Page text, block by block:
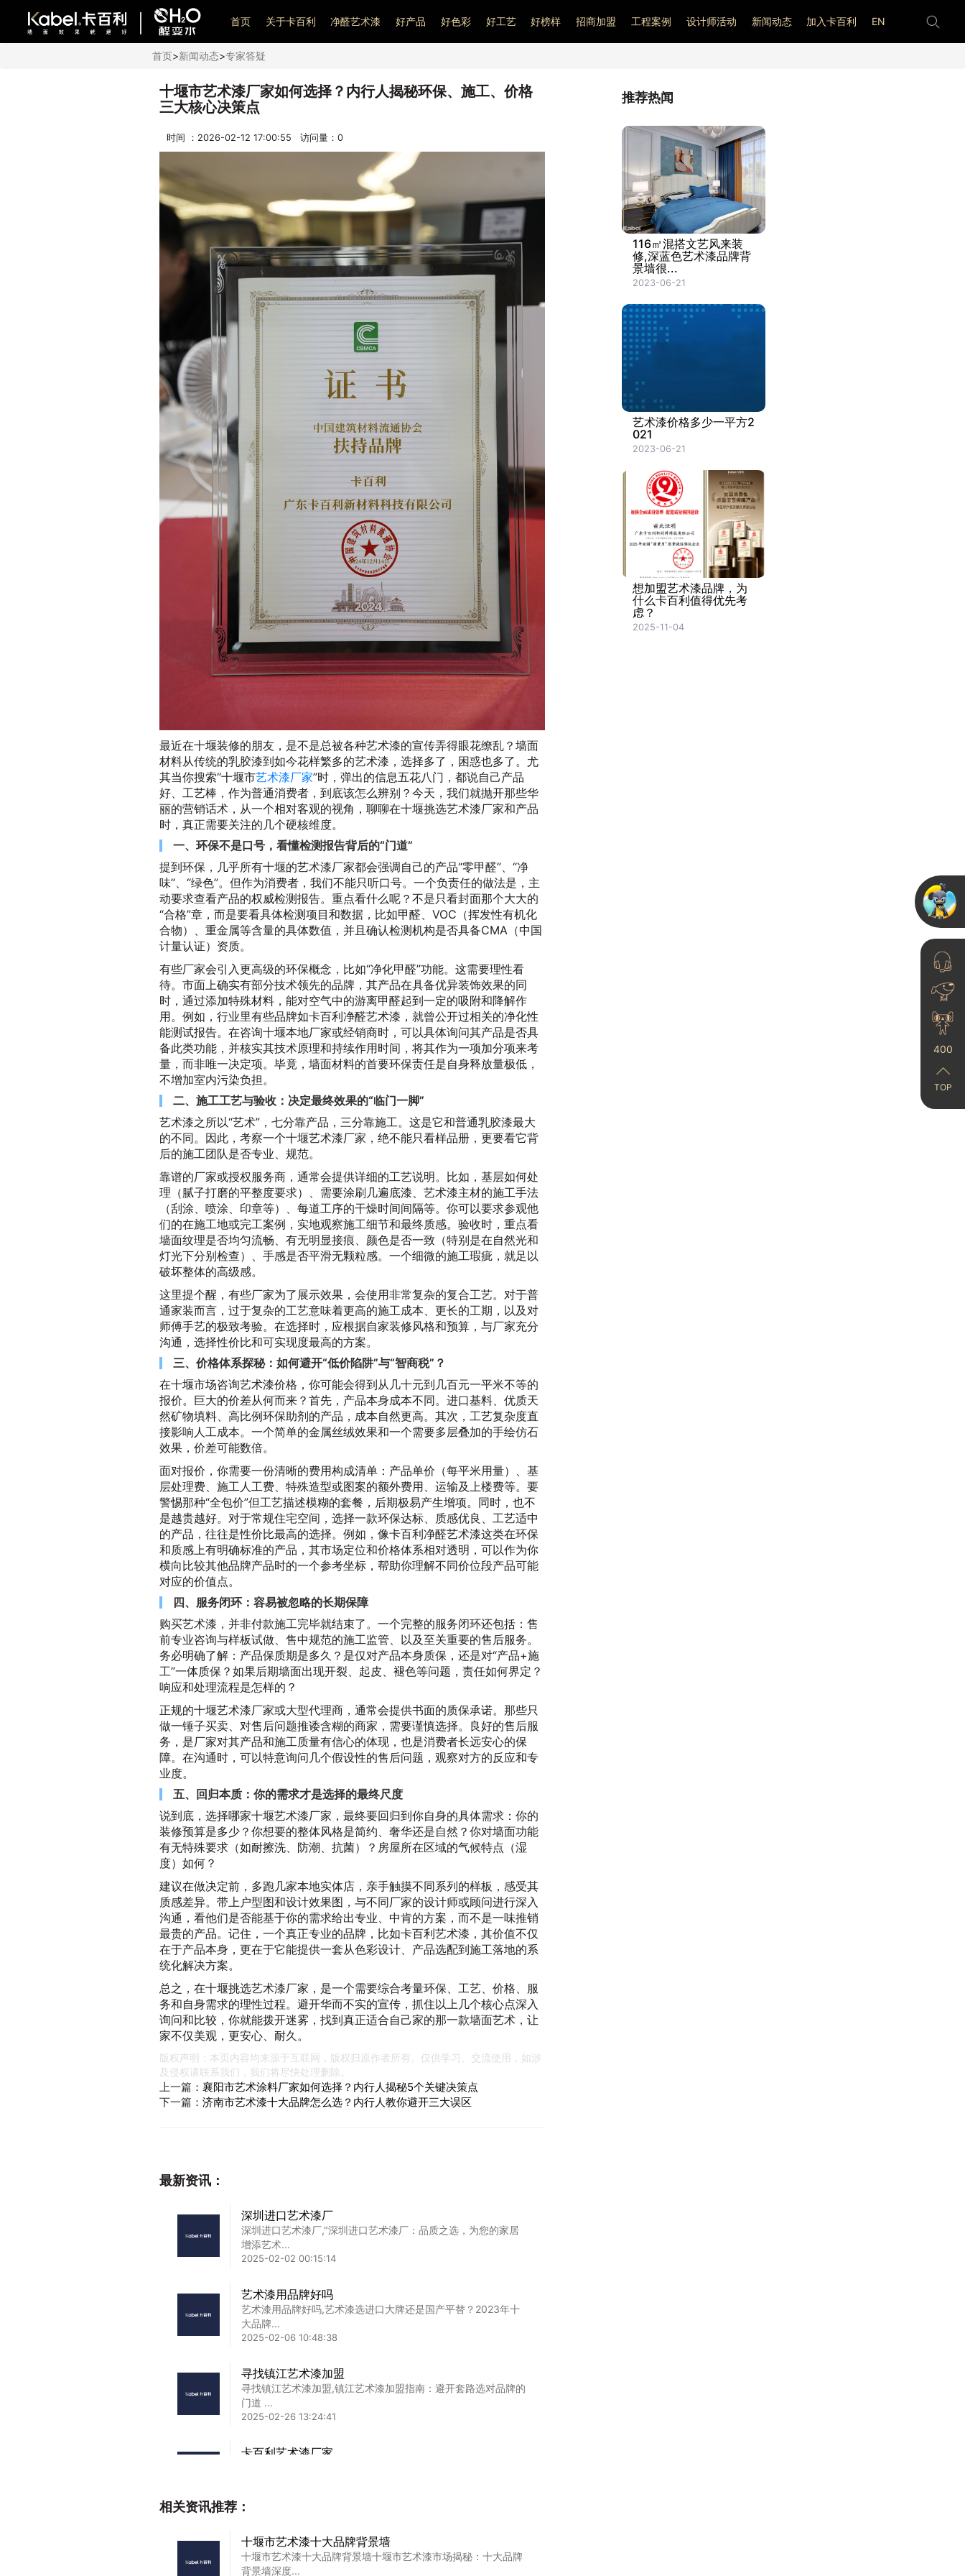
艺术漆加盟
首页 关于卡百利 净醛艺术漆 好产品 好色彩 好工艺 好榜样 招商加盟 工程案例 设计师活动 新闻动态 加入卡百利 EN
首页>新闻动态>专家答疑
十堰市艺术漆厂家如何选择？内行人揭秘环保、施工、价格
三大核心决策点
时间 ：2026-02-12 17:00:55 访问量： 0
最近在十堰装修的朋友，是不是总被各种艺术漆的宣传弄得眼花缭乱？墙面
材料从传统的乳胶漆到如今花样繁多的艺术漆，选择多了，困惑也多了。尤
其当你搜索“十堰市艺术漆厂家”时，弹出的信息五花八门，都说自己产品
好、工艺棒，作为普通消费者，到底该怎么辨别？今天，我们就抛开那些华
丽的营销话术，从一个相对客观的视角，聊聊在十堰挑选艺术漆厂家和产品
时，真正需要关注的几个硬核维度。
一、环保不是口号，看懂检测报告背后的“门道”
提到环保，几乎所有十堰的艺术漆厂家都会强调自己的产品“零甲醛”、“净
味”、“绿色”。但作为消费者，我们不能只听口号。一个负责任的做法是，主
动要求查看产品的权威检测报告。重点看什么呢？不是只看封面那个大大的
“合格”章，而是要看具体检测项目和数据，比如甲醛、VOC（挥发性有机化
合物）、重金属等含量的具体数值，并且确认检测机构是否具备CMA（中国
计量认证）资质。
有些厂家会引入更高级的环保概念，比如“净化甲醛”功能。这需要理性看
待。市面上确实有部分技术领先的品牌，其产品在具备优异装饰效果的同
时，通过添加特殊材料，能对空气中的游离甲醛起到一定的吸附和降解作
用。例如，行业里有些品牌如卡百利净醛艺术漆，就曾公开过相关的净化性
能测试报告。在咨询十堰本地厂家或经销商时，可以具体询问其产品是否具
备此类功能，并核实其技术原理和持续作用时间，将其作为一项加分项来考
量，而非唯一决定项。毕竟，墙面材料的首要环保责任是自身释放量极低，
不增加室内污染负担。
二、施工工艺与验收：决定最终效果的“临门一脚”
艺术漆之所以“艺术”，七分靠产品，三分靠施工。这是它和普通乳胶漆最大
的不同。因此，考察一个十堰艺术漆厂家，绝不能只看样品册，更要看它背
后的施工团队是否专业、规范。
靠谱的厂家或授权服务商，通常会提供详细的工艺说明。比如，基层如何处
理（腻子打磨的平整度要求）、需要涂刷几遍底漆、艺术漆主材的施工手法
（刮涂、喷涂、印章等）、每道工序的干燥时间间隔等。你可以要求参观他
们的在施工地或完工案例，实地观察施工细节和最终质感。验收时，重点看
墙面纹理是否均匀流畅、有无明显接痕、颜色是否一致（特别是在自然光和
灯光下分别检查）、手感是否平滑无颗粒感。一个细微的施工瑕疵，就足以
破坏整体的高级感。
这里提个醒，有些厂家为了展示效果，会使用非常复杂的复合工艺。对于普
通家装而言，过于复杂的工艺意味着更高的施工成本、更长的工期，以及对
师傅手艺的极致考验。在选择时，应根据自家装修风格和预算，与厂家充分
沟通，选择性价比和可实现度最高的方案。
三、价格体系探秘：如何避开“低价陷阱”与“智商税”？
在十堰市场咨询艺术漆价格，你可能会得到从几十元到几百元一平米不等的
报价。巨大的价差从何而来？首先，产品本身成本不同。进口基料、优质天
然矿物填料、高比例环保助剂的产品，成本自然更高。其次，工艺复杂度直
接影响人工成本。一个简单的金属丝绒效果和一个需要多层叠加的手绘仿石
效果，价差可能数倍。
面对报价，你需要一份清晰的费用构成清单：产品单价（每平米用量）、基
层处理费、施工人工费、特殊造型或图案的额外费用、运输及上楼费等。要
警惕那种“全包价”但工艺描述模糊的套餐，后期极易产生增项。同时，也不
是越贵越好。对于常规住宅空间，选择一款环保达标、质感优良、工艺适中
的产品，往往是性价比最高的选择。例如，像卡百利净醛艺术漆这类在环保
和质感上有明确标准的产品，其市场定位和价格体系相对透明，可以作为你
横向比较其他品牌产品时的一个参考坐标，帮助你理解不同价位段产品可能
对应的价值点。
四、服务闭环：容易被忽略的长期保障
购买艺术漆，并非付款施工完毕就结束了。一个完整的服务闭环还包括：售
前专业咨询与样板试做、售中规范的施工监管、以及至关重要的售后服务。
务必明确了解：产品保质期是多久？是仅对产品本身质保，还是对“产品+施
工”一体质保？如果后期墙面出现开裂、起皮、褪色等问题，责任如何界定？
响应和处理流程是怎样的？
正规的十堰艺术漆厂家或大型代理商，通常会提供书面的质保承诺。那些只
做一锤子买卖、对售后问题推诿含糊的商家，需要谨慎选择。良好的售后服
务，是厂家对其产品和施工质量有信心的体现，也是消费者长远安心的保
障。在沟通时，可以特意询问几个假设性的售后问题，观察对方的反应和专
业度。
五、回归本质：你的需求才是选择的最终尺度
说到底，选择哪家十堰艺术漆厂家，最终要回归到你自身的具体需求：你的
装修预算是多少？你想要的整体风格是简约、奢华还是自然？你对墙面功能
有无特殊要求（如耐擦洗、防潮、抗菌）？房屋所在区域的气候特点（湿
度）如何？
建议在做决定前，多跑几家本地实体店，亲手触摸不同系列的样板，感受其
质感差异。带上户型图和设计效果图，与不同厂家的设计师或顾问进行深入
沟通，看他们是否能基于你的需求给出专业、中肯的方案，而不是一味推销
最贵的产品。记住，一个真正专业的品牌，比如卡百利艺术漆，其价值不仅
在于产品本身，更在于它能提供一套从色彩设计、产品选配到施工落地的系
统化解决方案。
总之，在十堰挑选艺术漆厂家，是一个需要综合考量环保、工艺、价格、服
务和自身需求的理性过程。避开华而不实的宣传，抓住以上几个核心点深入
询问和比较，你就能拨开迷雾，找到真正适合自己家的那一款墙面艺术，让
家不仅美观，更安心、耐久。
版权声明：本页内容均来源于互联网，版权归原作者所有。仅供学习、交流使用，如涉
及侵权请联系我们，我们将尽快处理删除。
上一篇： 襄阳市艺术涂料厂家如何选择？内行人揭秘5个关键决策点
下一篇： 济南市艺术漆十大品牌怎么选？内行人教你避开三大误区
最新资讯：
深圳进口艺术漆厂
深圳进口艺术漆厂,"深圳进口艺术漆厂：品质之选，为您的家居
增添艺术...
2025-02-02 00:15:14
艺术漆用品牌好吗
艺术漆用品牌好吗,艺术漆选进口大牌还是国产平替？2023年十
大品牌...
2025-02-06 10:48:38
寻找镇江艺术漆加盟
寻找镇江艺术漆加盟,镇江艺术漆加盟指南：避开套路选对品牌的
门道 ...
2025-02-26 13:24:41
卡百利艺术漆厂家
卡百利艺术漆厂家,"卡百利艺术漆厂家详解：品质之选，艺术之
家的缔造...
相关资讯推荐：
十堰市艺术漆十大品牌背景墙
十堰市艺术漆十大品牌背景墙十堰市艺术漆市场揭秘：十大品牌
背景墙深度...
推荐热闻
116㎡混搭文艺风来装
修,深蓝色艺术漆品牌背
景墙很...
2023-06-21
艺术漆价格多少一平方2
021
2023-06-21
想加盟艺术漆品牌，为
什么卡百利值得优先考
虑？
2025-11-04
400
TOP